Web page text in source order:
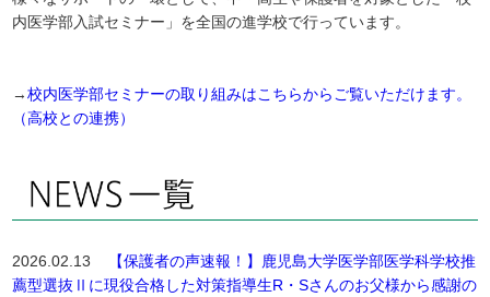
内医学部入試セミナー」を全国の進学校で行っています。
→校内医学部セミナーの取り組みはこちらからご覧いただけます。
（高校との連携）
2026.02.13
【保護者の声速報！】鹿児島大学医学部医学科学校推
薦型選抜Ⅱに現役合格した対策指導生R・Sさんのお父様から感謝の